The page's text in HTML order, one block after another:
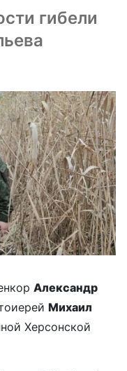
гибели
Александр
Михаил
Херсонской